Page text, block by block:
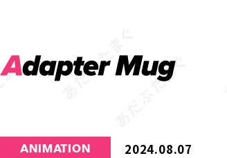
ANIMATION 2024.08.07